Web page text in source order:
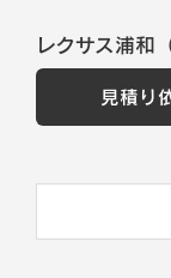
レクサス浦和
見積り